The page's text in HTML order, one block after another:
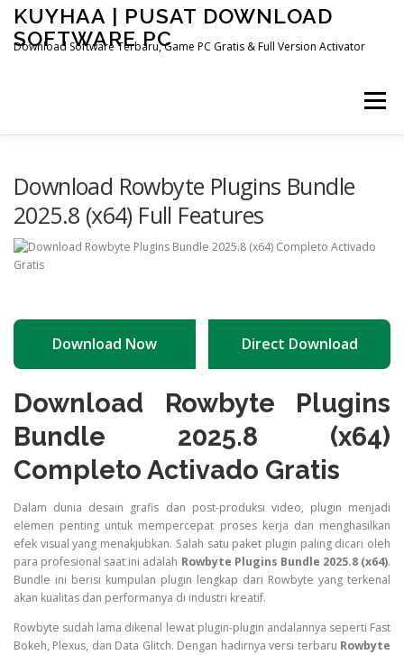
Skip
content
KUYHAA | PUSAT DOWNLOAD
SOFTWARE PC
Download Software Terbaru, Game PC Gratis & Full Version Activator
Menu
Download Rowbyte Plugins Bundle
2025.8 (x64) Full Features
Download Now Direct Download
Download Rowbyte Plugins
Bundle 2025.8 (x64)
Completo Activado Gratis
Dalam dunia desain grafis dan post-produksi video, plugin menjadi
elemen penting untuk mempercepat proses kerja dan menghasilkan
efek visual yang menakjubkan. Salah satu paket plugin paling dicari oleh
para profesional saat ini adalah Rowbyte Plugins Bundle 2025.8 (x64).
Bundle ini berisi kumpulan plugin lengkap dari Rowbyte yang terkenal
akan kualitas dan performanya di industri kreatif.
Rowbyte sudah lama dikenal lewat plugin-plugin andalannya seperti Fast
Bokeh, Plexus, dan Data Glitch. Dengan hadirnya versi terbaru Rowbyte